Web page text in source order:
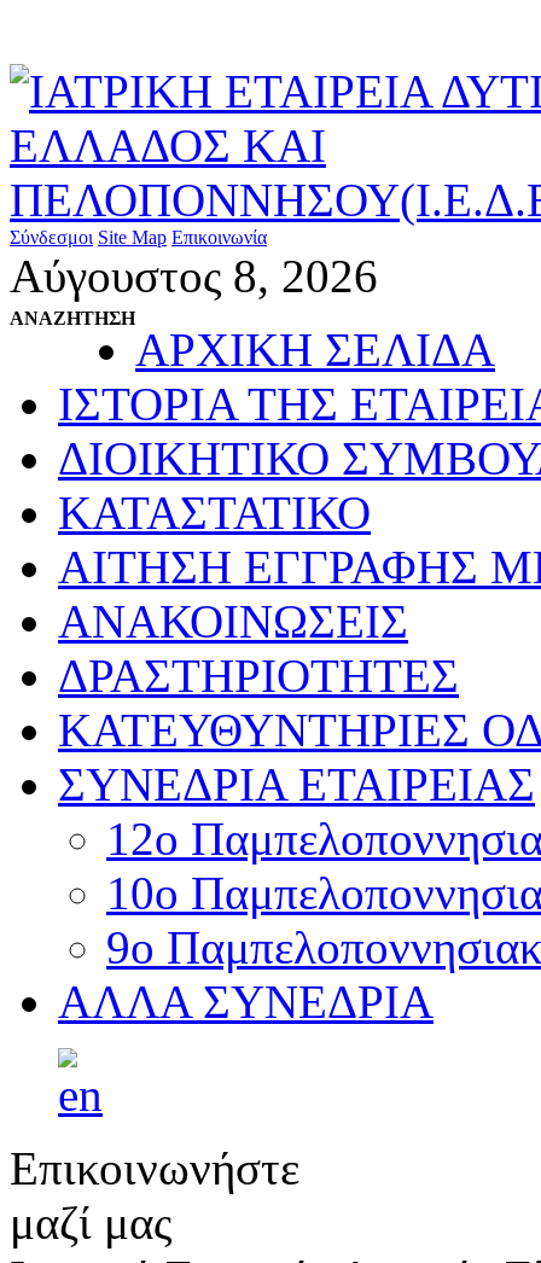
Σύνδεσμοι Site Map Επικοινωνία
Αύγουστος 8, 2026
ΑΝΑΖΗΤΗΣΗ
ΑΡΧΙΚΗ ΣΕΛΙΔΑ
ΙΣΤΟΡΙΑ ΤΗΣ
ΔΙΟΙΚΗΤΙΚΟ
ΚΑΤΑΣΤΑΤΙΚΟ
ΑΙΤΗΣΗ ΕΓΓΡΑΦΗΣ
ΑΝΑΚΟΙΝΩΣΕΙΣ
ΔΡΑΣΤΗΡΙΟΤΗΤΕΣ
ΚΑΤΕΥΘΥΝΤΗΡΙΕΣ
ΣΥΝΕΔΡΙΑ ΕΤΑΙΡΕΙΑΣ
12o
10o
9ο
ΑΛΛΑ ΣΥΝΕΔΡΙΑ
Επικοινωνήστε
μαζί μας